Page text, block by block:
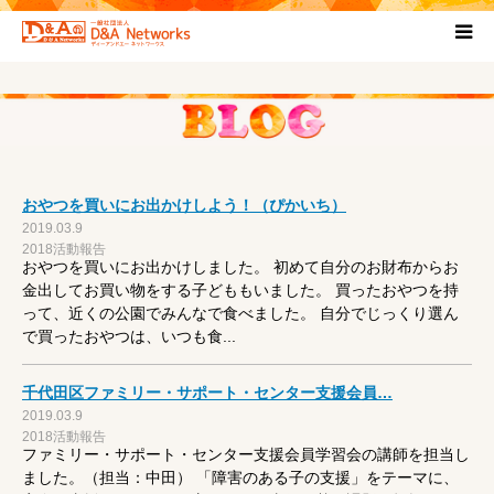
おやつを買いにお出かけしよう！（ぴかいち）
2019.03.9
2018活動報告
おやつを買いにお出かけしました。 初めて自分のお財布からお
金出してお買い物をする子どももいました。 買ったおやつを持
って、近くの公園でみんなで食べました。 自分でじっくり選ん
で買ったおやつは、いつも食...
千代田区ファミリー・サポート・センター支援会員…
2019.03.9
2018活動報告
ファミリー・サポート・センター支援会員学習会の講師を担当し
ました。（担当：中田） 「障害のある子の支援」をテーマに、
HOME
プロジェクト概要
協力団体
お問い合わせ
ブログ
プライバシーポリシー